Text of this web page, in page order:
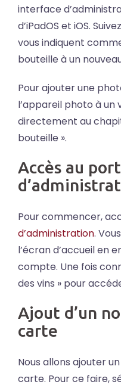
interface
d’iPadOS et iOS.
vous indiquent
bouteille à un
Pour ajouter une
l’appareil photo à un
directement au
bouteille ».
Accès au
Pour commencer,
d’administration.
l’écran d’accueil en
compte. Une fois
des vins » pour
Ajout d’un
carte
Nous allons ajouter
carte. Pour ce faire,